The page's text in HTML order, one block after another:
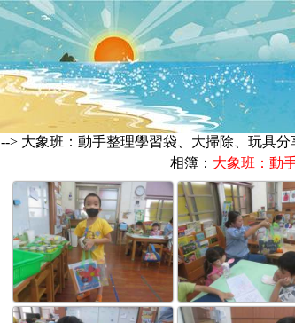
--> 大象班：動手整理學習袋、大掃除、玩具分
相簿： 大象班：動